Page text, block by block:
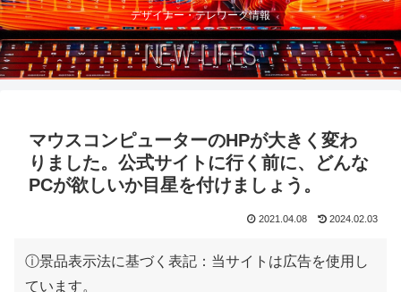
デザイナー・テレワーク情報
マウスコンピューターのHPが大きく変わ
りました。公式サイトに行く前に、どんな
PCが欲しいか目星を付けましょう。
2021.04.08 2024.02.03
ⓘ景品表示法に基づく表記：当サイトは広告を使用し
ています。